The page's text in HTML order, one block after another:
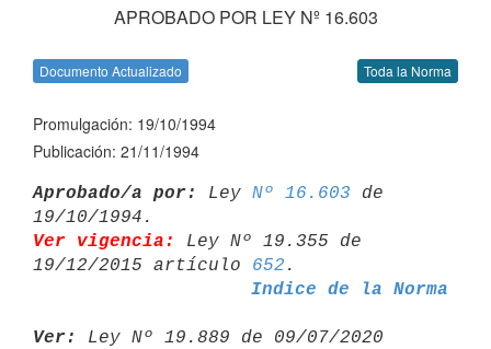
APROBADO POR LEY Nº 16.603
Documento Actualizado Toda la Norma
Promulgación: 19/10/1994
Publicación: 21/11/1994
Aprobado/a por: Ley Nº 16.603 de
Ver vigencia:
Ley Nº 19.355 de
19/12/2015 artículo 652
Indice de la Norma
Ver:
Ley Nº 19.889 de 09/07/2020